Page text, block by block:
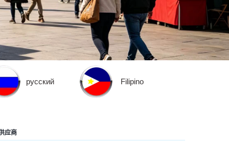
русский Filipino
应商